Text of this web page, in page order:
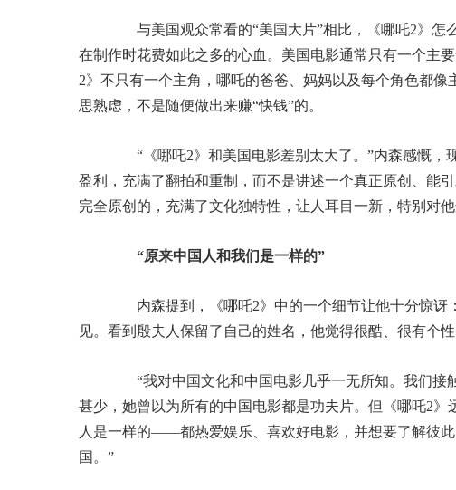
与美国观众常看的“美国大片”相比，《哪吒2》怎
在制作时花费如此之多的心血。美国电影通常只有一个主
2》不只有一个主角，哪吒的爸爸、妈妈以及每个角色都
思熟虑，不是随便做出来赚“快钱”的。
“《哪吒2》和美国电影差别太大了。”内森感慨，
盈利，充满了翻拍和重制，而不是讲述一个真正原创、能
完全原创的，充满了文化独特性，让人耳目一新，特别对
“原来中国人和我们是一样的”
内森提到，《哪吒2》中的一个细节让他十分惊讶
见。看到殷夫人保留了自己的姓名，他觉得很酷、很有个性
“我对中国文化和中国电影几乎一无所知。我们接
甚少，她曾以为所有的中国电影都是功夫片。但《哪吒2
人是一样的——都热爱娱乐、喜欢好电影，并想要了解彼
国。”